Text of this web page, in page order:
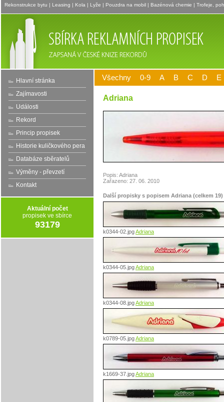
Rekonstrukce bytu | Leasing | Kola | Lyže | Pouzdra na mobil | Bazénová chemie | Trofeje,
Hlavní stránka
Zajímavosti
Události
Rekord
Princip propisek
Historie kuličkového pera
Databáze sběratelů
Výměny - převzetí
Kontakt
Aktuální počet
propisek ve sbírce
93179
Všechny 0-9 A B C D E
Adriana
Popis: Adriana
Zařazeno: 27. 06. 2010
Další propisky s popisem Adriana (celkem 19)
k0344-02.jpgAdriana
k0344-05.jpgAdriana
k0344-08.jpgAdriana
k0789-05.jpgAdriana
k1669-37.jpgAdriana